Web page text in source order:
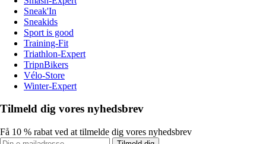
Sneak'In
Sneakids
Sport is good
Training-Fit
Triathlon-Expert
TripnBikers
Vélo-Store
Winter-Expert
Tilmeld dig vores nyhedsbrev
Få 10 % rabat ved at tilmelde dig vores nyhedsbrev